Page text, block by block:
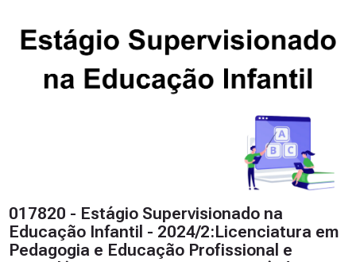
017820 - Estágio Supervisionado na
Educação Infantil - 2024/2:Licenciatura em
Pedagogia e Educação Profissional e